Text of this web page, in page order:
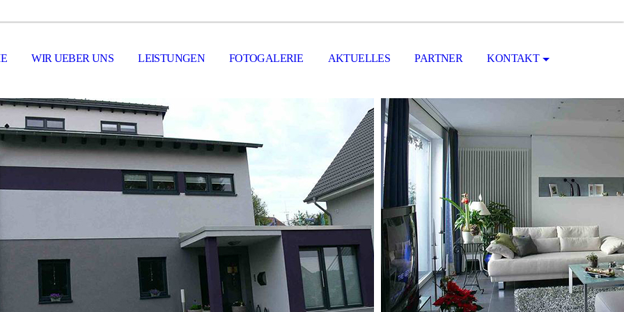
WIR UEBER UNS LEISTUNGEN FOTOGALERIE AKTUELLES PARTNER KONTAKT